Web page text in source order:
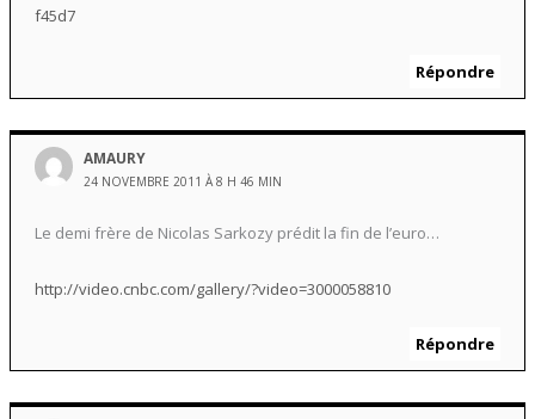
f45d7
Répondre
AMAURY
24 NOVEMBRE 2011 À 8 H 46 MIN
Le demi frère de Nicolas Sarkozy prédit la fin de l’euro…
http://video.cnbc.com/gallery/?video=3000058810
Répondre